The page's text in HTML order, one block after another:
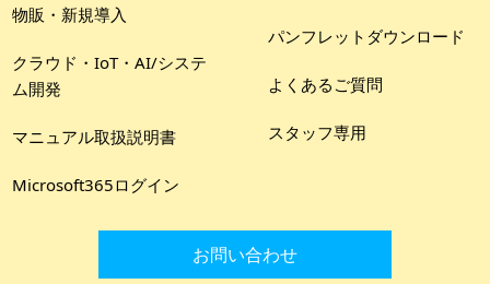
物販・新規導入
クラウド・IoT・AI/システ
ム開発
マニュアル取扱説明書
Microsoft365ログイン
パンフレットダウンロード
よくあるご質問
スタッフ専用
お問い合わせ